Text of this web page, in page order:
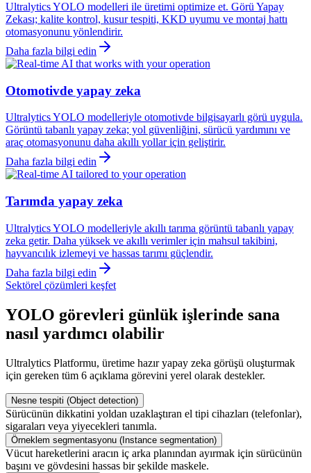
Ultralytics YOLO modelleri ile üretimi optimize et. Görü Yapay
Zekası; kalite kontrol, kusur tespiti, KKD uyumu ve montaj hattı
otomasyonunu yönlendirir.
Daha fazla bilgi edin
Otomotivde yapay zeka
Ultralytics YOLO modelleriyle otomotivde bilgisayarlı görü uygula.
Görüntü tabanlı yapay zeka; yol güvenliğini, sürücü yardımını ve
araç otomasyonunu daha akıllı yollar için geliştirir.
Daha fazla bilgi edin
Tarımda yapay zeka
Ultralytics YOLO modelleriyle akıllı tarıma görüntü tabanlı yapay
zeka getir. Daha yüksek ve akıllı verimler için mahsul takibini,
hayvancılık izlemeyi ve hassas tarımı güçlendir.
Daha fazla bilgi edin
Sektörel çözümleri keşfet
YOLO görevleri günlük işlerinde sana
nasıl yardımcı olabilir
Ultralytics Platformu, üretime hazır yapay zeka görüşü oluşturmak
için gereken tüm 6 açıklama görevini yerel olarak destekler.
Nesne tespiti (Object detection)
Sürücünün dikkatini yoldan uzaklaştıran el tipi cihazları (telefonlar),
sigaraları veya yiyecekleri tanımla.
Örneklem segmentasyonu (Instance segmentation)
Vücut hareketlerini aracın iç arka planından ayırmak için sürücünün
başını ve gövdesini hassas bir şekilde maskele.